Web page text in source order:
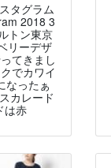
タグラム
2018 3
トン東京
リーデザ
てきまし
でカワイ
なったぁ
カレード
は赤